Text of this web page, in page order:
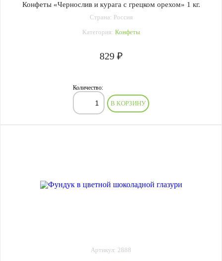
Конфеты «Чернослив и курага с грецком орехом» 1 кг.
Страна: Россия
Категория: Конфеты
829 ₽
Количество:
В КОРЗИНУ
Артикул: 2888